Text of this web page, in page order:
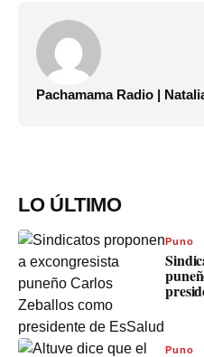
Pachamama Radio |
LO ÚLTIMO
Puno
Puno